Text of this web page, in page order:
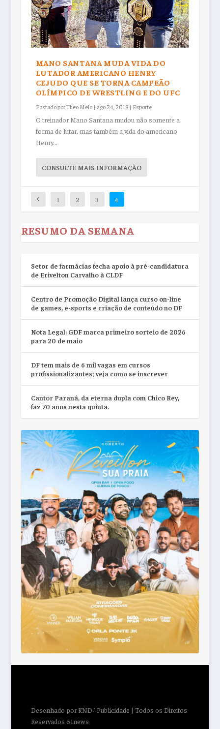
MANO SANTANA MUDA VIDA DO
LUTADOR AMERICANO HENRY
CEJUDO QUE SE TORNA CAMPEÃO
OLÍMPICO DE WRESTLING E DO UFC
Postado porTheo Melo| ago 24, 2018| Esporte
O treinador Mano Santana mudou não somente a
forma de lutar, mas também a vida do americano
Henry...
CONSULTE MAIS INFORMAÇÃO
1 2 3 4
RESUMO DA SEMANA
Setor de farmácias fecha apoio à pré-candidatura
de Erivelton Carvalho à CLDF
Centro de Promoção Digital lança curso on-line
de games, e-sports e criação de conteúdo no DF
Nota Legal: GDF marca primeiro sorteio de 2026
para 20 de maio
DF tem mais de 6 mil vagas em cursos
profissionalizantes; veja como se inscrever
Cantor Paraná, da eterna dupla com Chico Rey,
faz 70 anos nesta quinta.
Desenhado porKND∴Publicidade | Todos os Direitos
Reservados 61news